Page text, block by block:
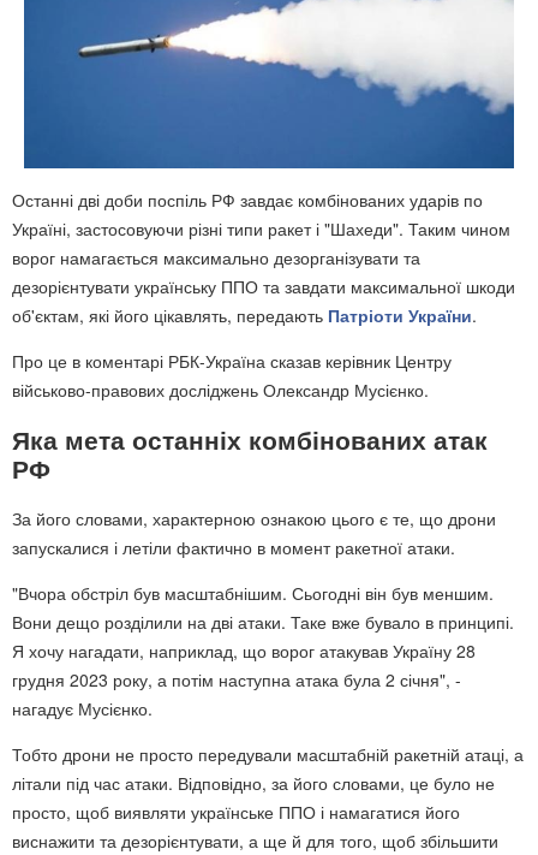
Останні дві доби поспіль РФ завдає комбінованих ударів по
Україні, застосовуючи різні типи ракет і "Шахеди". Таким чином
ворог намагається максимально дезорганізувати та
дезорієнтувати українську ППО та завдати максимальної шкоди
об'єктам, які його цікавлять, передають Патріоти України.
Про це в коментарі РБК-Україна сказав керівник Центру
військово-правових досліджень Олександр Мусієнко.
Яка мета останніх комбінованих атак
РФ
За його словами, характерною ознакою цього є те, що дрони
запускалися і летіли фактично в момент ракетної атаки.
"Вчора обстріл був масштабнішим. Сьогодні він був меншим.
Вони дещо розділили на дві атаки. Таке вже бувало в принципі.
Я хочу нагадати, наприклад, що ворог атакував Україну 28
грудня 2023 року, а потім наступна атака була 2 січня", -
нагадує Мусієнко.
Тобто дрони не просто передували масштабній ракетній атаці, а
літали під час атаки. Відповідно, за його словами, це було не
просто, щоб виявляти українське ППО і намагатися його
виснажити та дезорієнтувати, а ще й для того, щоб збільшити